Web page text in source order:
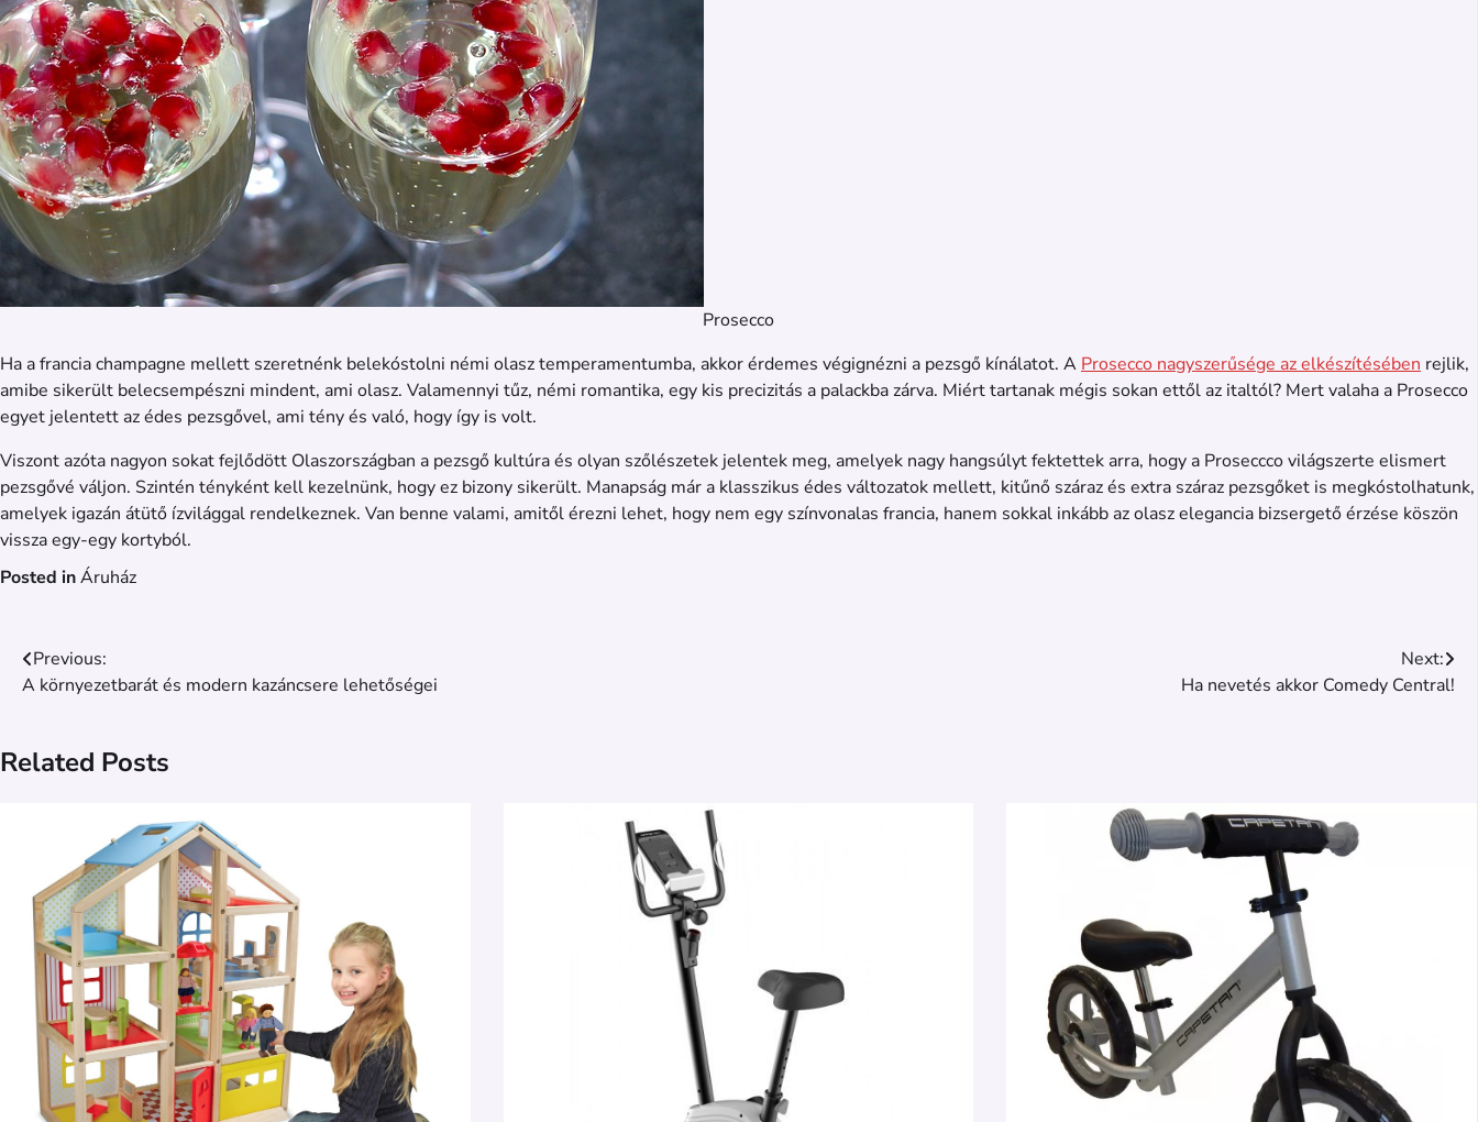
Prosecco
Ha a francia champagne mellett szeretnénk belekóstolni némi olasz temperamentumba, akkor érdemes végignézni a pezsgő kínálatot. A Prosecco nagyszerűsége az elkészítésében rejlik,
amibe sikerült belecsempészni mindent, ami olasz. Valamennyi tűz, némi romantika, egy kis precizitás a palackba zárva. Miért tartanak mégis sokan ettől az italtól? Mert valaha a Prosecco
egyet jelentett az édes pezsgővel, ami tény és való, hogy így is volt.
Viszont azóta nagyon sokat fejlődött Olaszországban a pezsgő kultúra és olyan szőlészetek jelentek meg, amelyek nagy hangsúlyt fektettek arra, hogy a Proseccco világszerte elismert
pezsgővé váljon. Szintén tényként kell kezelnünk, hogy ez bizony sikerült. Manapság már a klasszikus édes változatok mellett, kitűnő száraz és extra száraz pezsgőket is megkóstolhatunk,
amelyek igazán átütő ízvilággal rendelkeznek. Van benne valami, amitől érezni lehet, hogy nem egy színvonalas francia, hanem sokkal inkább az olasz elegancia bizsergető érzése köszön
vissza egy-egy kortyból.
Posted inÁruház
Bejegyzés
navigáció
Previous:
A környezetbarát és modern kazáncsere lehetőségei
Next:
Ha nevetés akkor Comedy Central!
Related Posts